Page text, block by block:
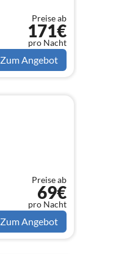
Preise ab
171€
pro Nacht
Zum Angebot
Preise ab
69€
pro Nacht
Zum Angebot